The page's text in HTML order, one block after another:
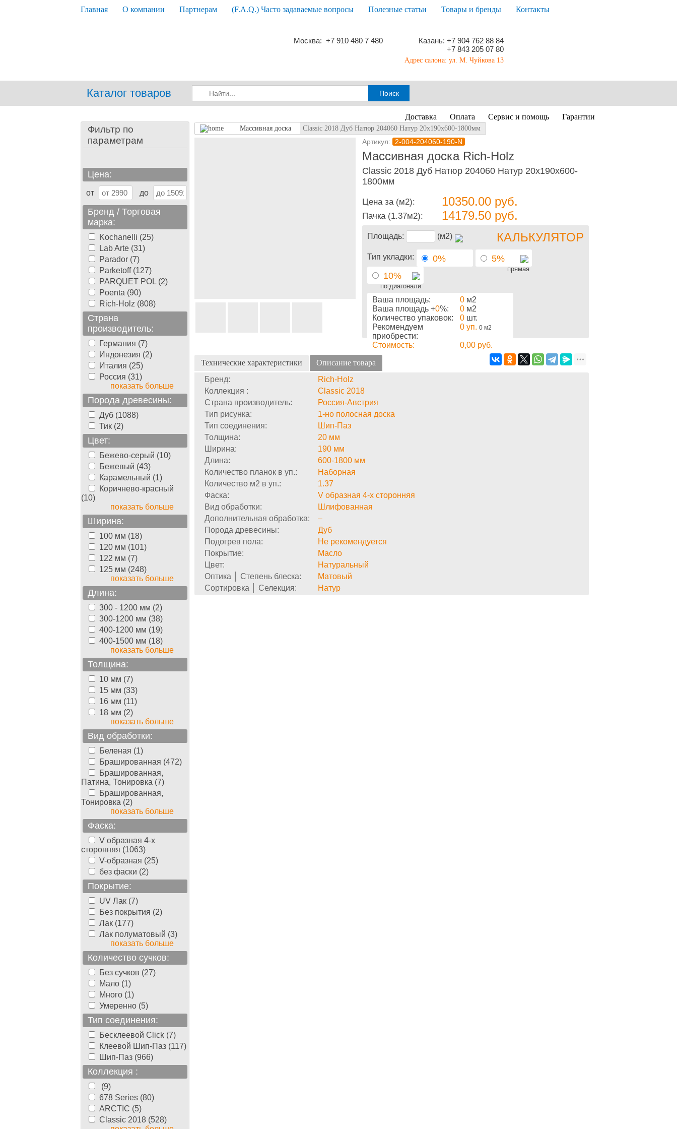
Главная О компании Партнерам (F.A.Q.) Часто задаваемые вопросы Полезные статьи Товары и бренды Контакты
Москва: +7 910 480 7 480
Казань: +7 904 762 88 84
+7 843 205 07 80
Адрес салона: ул. М. Чуйкова 13
Каталог товаров
Доставка Оплата Сервис и помощь Гарантии
Фильтр по
параметрам
Цена:
от до
Бренд / Торговая
марка:
Kochanelli (25)
Lab Arte (31)
Parador (7)
Parketoff (127)
PARQUET POL (2)
Poenta (90)
Rich-Holz (808)
Страна
производитель:
Германия (7)
Индонезия (2)
Италия (25)
Россия (31)
показать больше
Порода древесины:
Дуб (1088)
Тик (2)
Цвет:
Бежево-серый (10)
Бежевый (43)
Карамельный (1)
Коричнево-красный
(10)
показать больше
Ширина:
100 мм (18)
120 мм (101)
122 мм (7)
125 мм (248)
показать больше
Длина:
300 - 1200 мм (2)
300-1200 мм (38)
400-1200 мм (19)
400-1500 мм (18)
показать больше
Толщина:
10 мм (7)
15 мм (33)
16 мм (11)
18 мм (2)
показать больше
Вид обработки:
Беленая (1)
Брашированная (472)
Брашированная,
Патина, Тонировка (7)
Брашированная,
Тонировка (2)
показать больше
Фаска:
V образная 4-х
сторонняя (1063)
V-образная (25)
без фаски (2)
Покрытие:
UV Лак (7)
Без покрытия (2)
Лак (177)
Лак полуматовый (3)
показать больше
Количество сучков:
Без сучков (27)
Мало (1)
Много (1)
Умеренно (5)
Тип соединения:
Бесклеевой Click (7)
Клеевой Шип-Паз (117)
Шип-Паз (966)
Коллекция :
(9)
678 Series (80)
ARCTIC (5)
Classic 2018 (528)
Массивная доска Classic 2018 Дуб Натюр 204060 Натур 20х190х600-1800мм
Артикул: 2-004-204060-190-N
Массивная доска Rich-Holz
Classic 2018 Дуб Натюр 204060 Натур 20х190х600-
1800мм
Цена за (м2): 10350.00руб.
Пачка(1.37м2): 14179.50руб.
Площадь: (м2) КАЛЬКУЛЯТОР
Тип укладки: 0% 5%
прямая
10%
по диагонали
Ваша площадь: 0 м2
Ваша площадь +0%: 0 м2
Количество упаковок:
0 шт.
Рекомендуем
приобрести:
0 уп. 0 м2
Стоимость: 0,00 руб.
Технические характеристики
Описание товара
Бренд:
Rich-Holz
Коллекция :
Classic 2018
Страна производитель:
Россия-Австрия
Тип рисунка:
1-но полосная доска
Тип соединения:
Шип-Паз
Толщина:
20 мм
Ширина:
190 мм
Длина:
600-1800 мм
Количество планок в уп.:
Наборная
Количество м2 в уп.:
1.37
Фаска:
V образная 4-х сторонняя
Вид обработки:
Шлифованная
Дополнительная обработка:
–
Порода древесины:
Дуб
Подогрев пола:
Не рекомендуется
Покрытие:
Масло
Цвет:
Натуральный
Оптика │ Степень блеска:
Матовый
Сортировка │ Селекция:
Натур